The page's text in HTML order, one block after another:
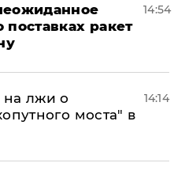
ракет
14:54
лжи о
моста" в
14:14